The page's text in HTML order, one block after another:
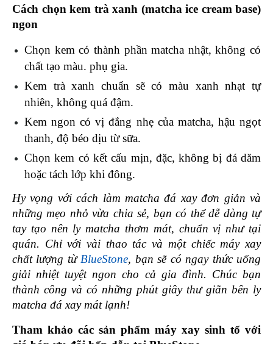
Cách chọn kem trà xanh (matcha ice cream base)
ngon
Chọn kem có thành phần matcha nhật, không có
chất tạo màu. phụ gia.
Kem trà xanh chuẩn sẽ có màu xanh nhạt tự
nhiên, không quá đậm.
Kem ngon có vị đắng nhẹ của matcha, hậu ngọt
thanh, độ béo dịu từ sữa.
Chọn kem có kết cấu mịn, đặc, không bị đá dăm
hoặc tách lớp khi đông.
Hy vọng với cách làm matcha đá xay đơn giản và
những mẹo nhỏ vừa chia sẻ, bạn có thể dễ dàng tự
tay tạo nên ly matcha thơm mát, chuẩn vị như tại
quán. Chỉ với vài thao tác và một chiếc máy xay
chất lượng từ BlueStone, bạn sẽ có ngay thức uống
giải nhiệt tuyệt ngon cho cả gia đình. Chúc bạn
thành công và có những phút giây thư giãn bên ly
matcha đá xay mát lạnh!
Tham khảo các sản phẩm máy xay sinh tố với